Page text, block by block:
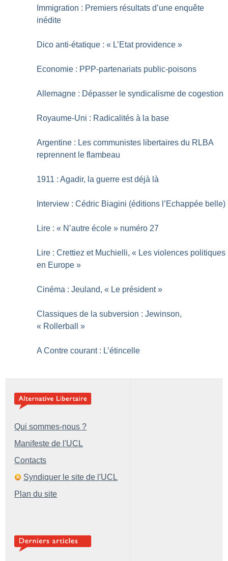
Immigration : Premiers résultats d’une enquête
inédite
Dico anti-étatique : « L’Etat providence »
Economie : PPP-partenariats public-poisons
Allemagne : Dépasser le syndicalisme de cogestion
Royaume-Uni : Radicalités à la base
Argentine : Les communistes libertaires du RLBA
reprennent le flambeau
1911 : Agadir, la guerre est déjà là
Interview : Cédric Biagini (éditions l’Echappée belle)
Lire : « N’autre école » numéro 27
Lire : Crettiez et Muchielli, « Les violences politiques
en Europe »
Cinéma : Jeuland, « Le président »
Classiques de la subversion : Jewinson,
« Rollerball »
A Contre courant : L’étincelle
Qui sommes-nous ?
Manifeste de l'UCL
Contacts
Syndiquer le site de l'UCL
Plan du site